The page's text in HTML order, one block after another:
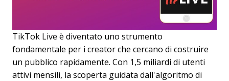
TikTok Live è diventato uno strumento
fondamentale per i creator che cercano di costruire
un pubblico rapidamente. Con 1,5 miliardi di utenti
attivi mensili, la scoperta guidata dall'algoritmo di